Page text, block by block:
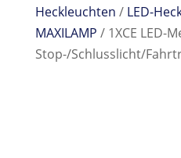
Heckleuchten / LED-
MAXILAMP / 1XCE LED-
Stop-/Schlusslicht/